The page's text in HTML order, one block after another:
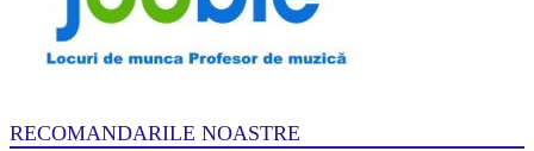
RECOMANDARILE NOASTRE